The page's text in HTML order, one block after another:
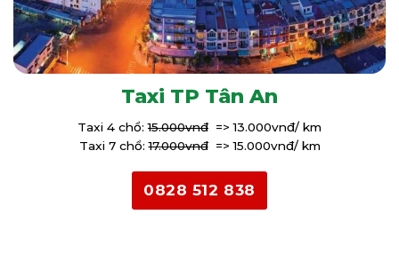
Taxi TP Tân An
Taxi 4 chổ:15.000vnđ=> 13.000vnđ/ km
Taxi 7 chổ:17.000vnđ=> 15.000vnđ/ km
0828 512 838